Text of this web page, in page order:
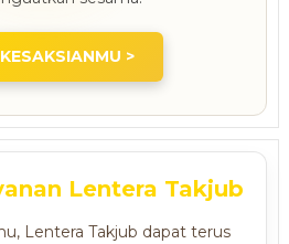
>
Lentera Takjub
Lentera Takjub dapat terus